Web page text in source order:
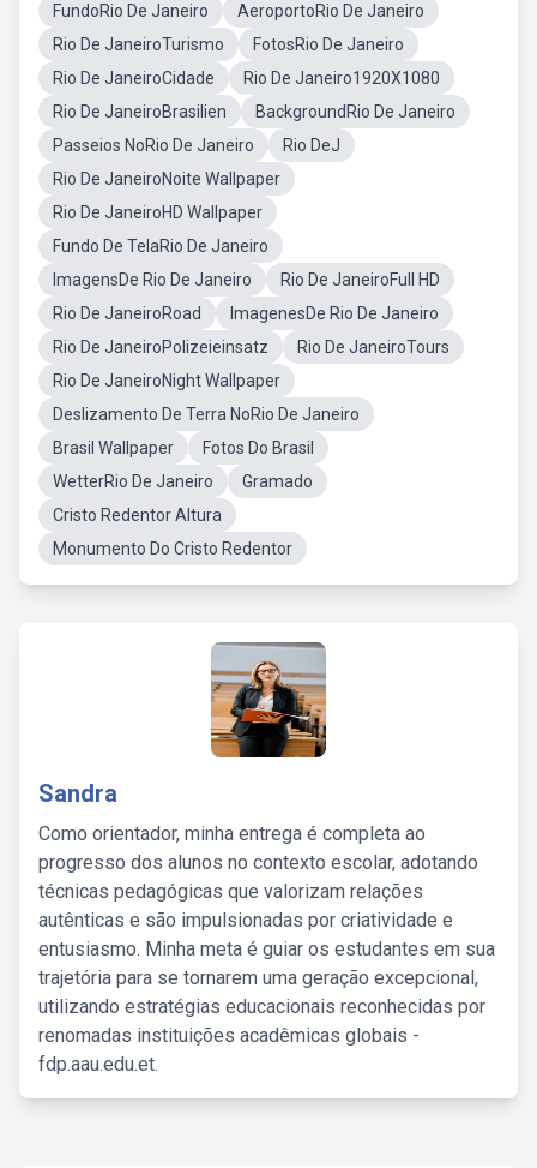
FundoRio De Janeiro
AeroportoRio De Janeiro
Rio De JaneiroTurismo
FotosRio De Janeiro
Rio De JaneiroCidade
Rio De Janeiro1920X1080
Rio De JaneiroBrasilien
BackgroundRio De Janeiro
Passeios NoRio De Janeiro
Rio DeJ
Rio De JaneiroNoite Wallpaper
Rio De JaneiroHD Wallpaper
Fundo De TelaRio De Janeiro
ImagensDe Rio De Janeiro
Rio De JaneiroFull HD
Rio De JaneiroRoad
ImagenesDe Rio De Janeiro
Rio De JaneiroPolizeieinsatz
Rio De JaneiroTours
Rio De JaneiroNight Wallpaper
Deslizamento De Terra NoRio De Janeiro
Brasil Wallpaper
Fotos Do Brasil
WetterRio De Janeiro
Gramado
Cristo Redentor Altura
Monumento Do Cristo Redentor
Sandra
Como orientador, minha entrega é completa ao
progresso dos alunos no contexto escolar, adotando
técnicas pedagógicas que valorizam relações
autênticas e são impulsionadas por criatividade e
entusiasmo. Minha meta é guiar os estudantes em sua
trajetória para se tornarem uma geração excepcional,
utilizando estratégias educacionais reconhecidas por
renomadas instituições acadêmicas globais -
fdp.aau.edu.et.